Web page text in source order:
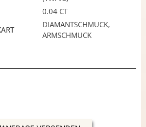
0.04 CT
DIAMANTSCHMUCK,
ARMSCHMUCK